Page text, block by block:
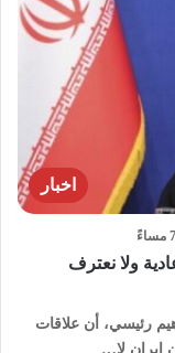
اخبار
ولا نعترف
رئيسي، أن علاقات
إيران لا…